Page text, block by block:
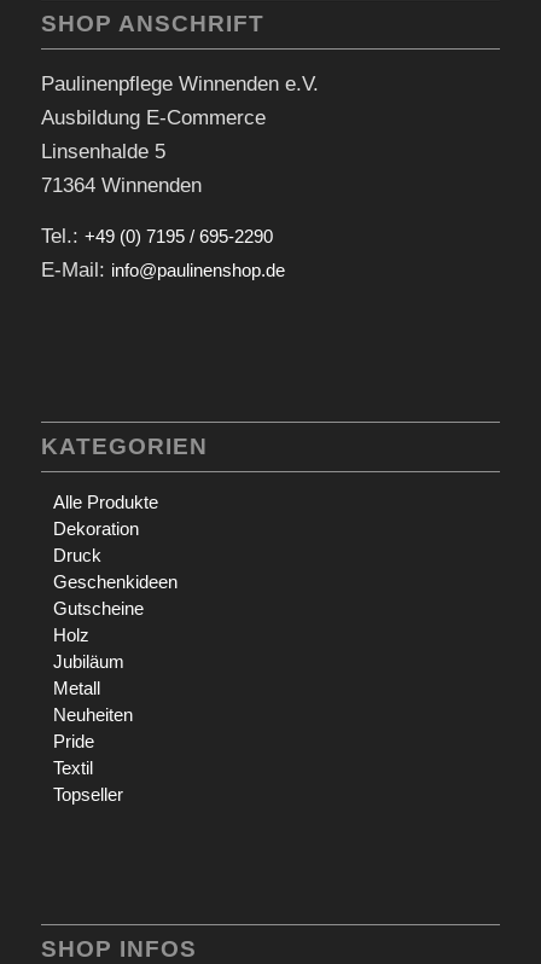
SHOP ANSCHRIFT
Paulinenpflege Winnenden e.V.
Ausbildung E-Commerce
Linsenhalde 5
71364 Winnenden
Tel.: +49 (0) 7195 / 695-2290
E-Mail: info@paulinenshop.de
KATEGORIEN
Alle Produkte
Dekoration
Druck
Geschenkideen
Gutscheine
Holz
Jubiläum
Metall
Neuheiten
Pride
Textil
Topseller
SHOP INFOS